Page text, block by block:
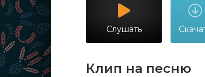
Слушать
Клип на песню